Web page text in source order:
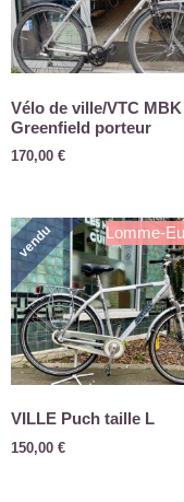
Vélo de ville/VTC MBK
Greenfield porteur
170,00 €
Lomme-
vendu
VILLE Puch taille L
150,00 €